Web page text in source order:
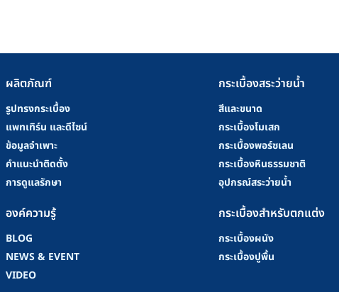
ผลิตภัณฑ์
รูปทรงกระเบื้อง
แพทเทิร์น และดีไซน์
ข้อมูลจำเพาะ
คําแนะนําติดตั้ง
การดูแลรักษา
องค์ความรู้
BLOG
NEWS & EVENT
VIDEO
กระเบื้องสระว่ายน้ำ
สีและขนาด
กระเบื้องโมเสก
กระเบื้องพอร์ซเลน
กระเบื้องหินธรรมชาติ
อุปกรณ์สระว่ายน้ำ
กระเบื้องสำหรับตกแต่ง
กระเบื้องผนัง
กระเบื้องปูพื้น